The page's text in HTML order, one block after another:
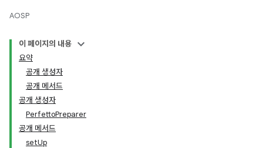
AOSP
이 페이지의 내용
요약
공개 생성자
공개 메서드
공개 생성자
PerfettoPreparer
공개 메서드
setUp